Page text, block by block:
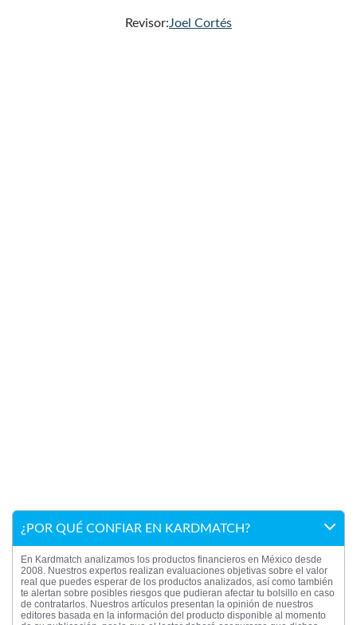
Revisor:Joel Cortés
¿POR QUÉ CONFIAR EN KARDMATCH?
En Kardmatch analizamos los productos financieros en México desde
2008. Nuestros expertos realizan evaluaciones objetivas sobre el valor
real que puedes esperar de los productos analizados, así como también
te alertan sobre posibles riesgos que pudieran afectar tu bolsillo en caso
de contratarlos. Nuestros artículos presentan la opinión de nuestros
editores basada en la información del producto disponible al momento